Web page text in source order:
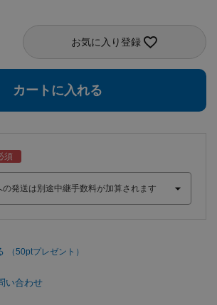
お気に入り登録
カートに入れる
い合わせ